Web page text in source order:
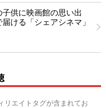
供に映画館の思い出
ける「シェアシネマ」
リエイトタグが含まれてお